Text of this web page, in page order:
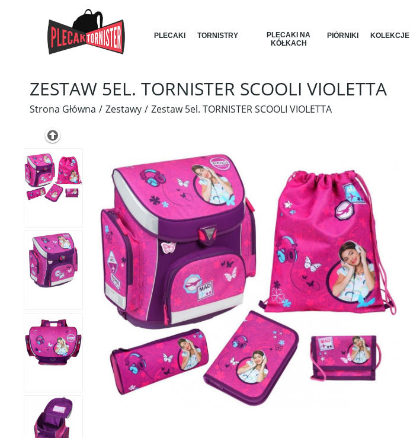
PLECAKI TORNISTRY
PLECAKI NA
KÓŁKACH
PIÓRNIKI KOLEKCJE
ZESTAW 5EL. TORNISTER SCOOLI VIOLETTA
Strona Główna Zestawy Zestaw 5el. TORNISTER SCOOLI VIOLETTA